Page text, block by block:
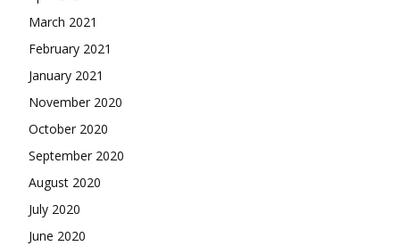
March 2021
February 2021
January 2021
November 2020
October 2020
September 2020
August 2020
July 2020
June 2020